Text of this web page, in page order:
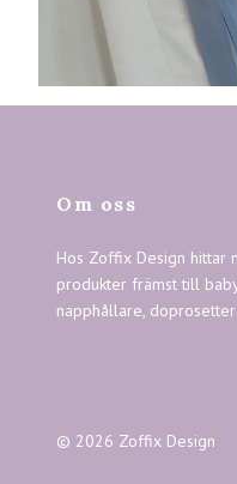
Om oss
Hos Zoffix Design hittar
produkter främst till
napphållare,
© 2026 Zoffix Design